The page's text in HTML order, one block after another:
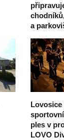
a
ples v
LOVO